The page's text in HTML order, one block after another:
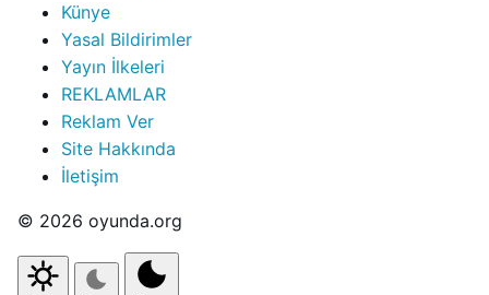
Künye
Yasal Bildirimler
Yayın İlkeleri
REKLAMLAR
Reklam Ver
Site Hakkında
İletişim
© 2026 oyunda.org